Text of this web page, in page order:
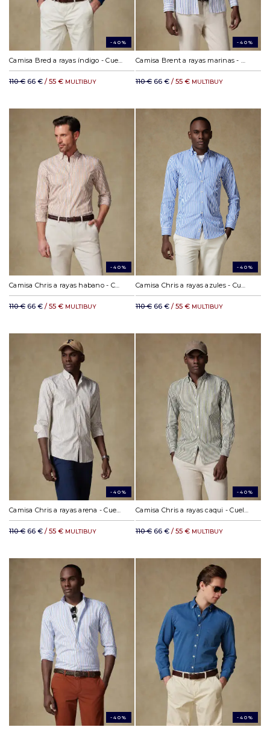
-40%
110 € 66 € / 55 € MULTIBUY
-40%
110 € 66 € / 55 € MULTIBUY
-40%
Camisa Chris a rayas habano - Cuello abotonada
110 € 66 € / 55 € MULTIBUY
-40%
Camisa Chris a rayas azules - Cuello abotonada
110 € 66 € / 55 € MULTIBUY
-40%
Camisa Chris a rayas arena - Cuello abotonada
110 € 66 € / 55 € MULTIBUY
-40%
Camisa Chris a rayas caqui - Cuello abotonada
110 € 66 € / 55 € MULTIBUY
-40% -40%